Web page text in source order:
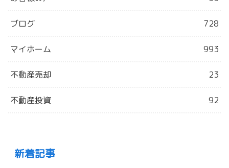
ブログ 728
マイホーム 993
不動産売却 23
不動産投資 92
新着記事